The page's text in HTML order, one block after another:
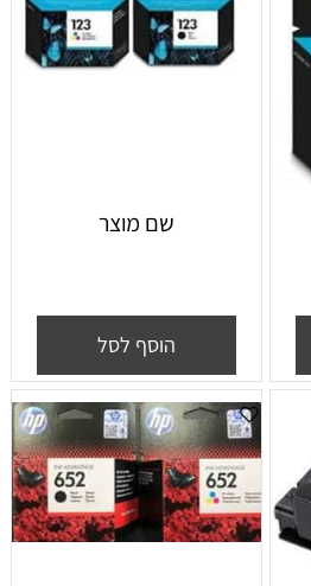
שם מוצר
הוסף לסל